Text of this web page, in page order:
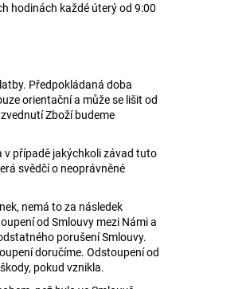
hodinách každé úterý od 9:00
Předpokládaná doba
orientační a může se lišit od
Zboží budeme
v případě jakýchkoli závad tuto
svědčí o neoprávněné
nemá to za následek
od Smlouvy mezi Námi a
porušení Smlouvy.
doručíme. Odstoupení od
pokud vznikla.